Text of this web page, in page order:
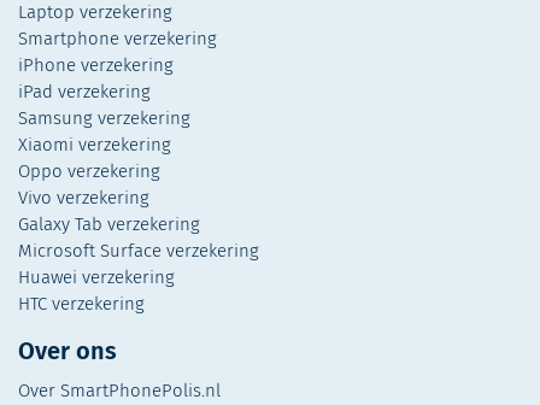
Laptop verzekering
Smartphone verzekering
iPhone verzekering
iPad verzekering
Samsung verzekering
Xiaomi verzekering
Oppo verzekering
Vivo verzekering
Galaxy Tab verzekering
Microsoft Surface verzekering
Huawei verzekering
HTC verzekering
Over ons
Over SmartPhonePolis.nl